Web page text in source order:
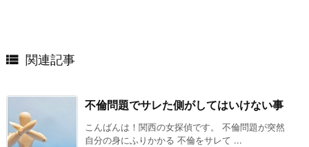
 関連記事
不倫問題でサレた側がしてはいけない事
こんばんは！関西の女探偵です。 不倫問題が突然
自分の身にふりかかる 不倫をサレて ...